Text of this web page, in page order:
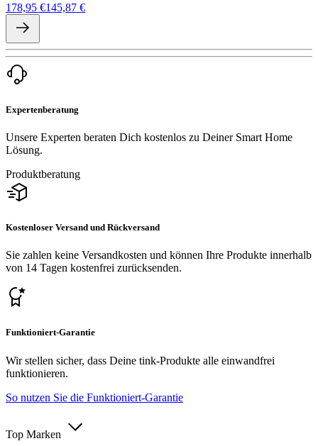
178,95 €145,87 €
Expertenberatung
Unsere Experten beraten Dich kostenlos zu Deiner Smart Home
Lösung.
Produktberatung
Kostenloser Versand und Rückversand
Sie zahlen keine Versandkosten und können Ihre Produkte innerhalb
von 14 Tagen kostenfrei zurücksenden.
Funktioniert-Garantie
Wir stellen sicher, dass Deine tink-Produkte alle einwandfrei
funktionieren.
So nutzen Sie die Funktioniert-Garantie
Top Marken